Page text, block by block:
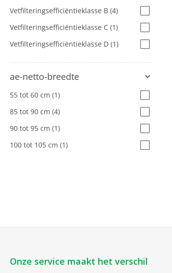
Vetfilteringsefficiëntieklasse B (4)
Vetfilteringsefficiëntieklasse C (1)
Vetfilteringsefficiëntieklasse D (1)
ae-netto-breedte
55 tot 60 cm (1)
85 tot 90 cm (4)
90 tot 95 cm (1)
100 tot 105 cm (1)
Onze service maakt het verschil